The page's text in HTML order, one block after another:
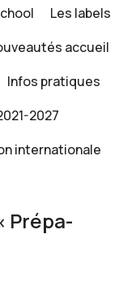
Les labels
accueil
Infos pratiques
2027
internationale
Prépa-